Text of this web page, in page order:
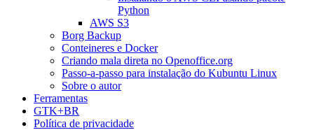
Python
AWS S3
Borg Backup
Conteineres e Docker
Criando mala direta no Openoffice.org
Passo-a-passo para instalação do Kubuntu Linux
Sobre o autor
Ferramentas
GTK+BR
Política de privacidade